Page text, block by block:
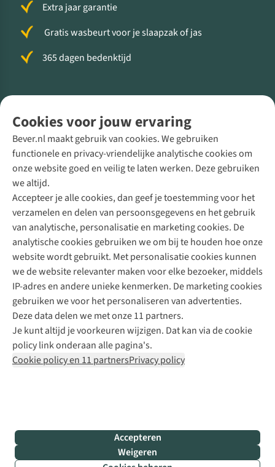
Cookies voor jouw ervaring
Bever.nl maakt gebruik van cookies. We gebruiken
functionele en privacy-vriendelijke analytische cookies om
onze website goed en veilig te laten werken. Deze gebruiken
we altijd.
Accepteer je alle cookies, dan geef je toestemming voor het
verzamelen en delen van persoonsgegevens en het gebruik
van analytische, personalisatie en marketing cookies. De
analytische cookies gebruiken we om bij te houden hoe onze
website wordt gebruikt. Met personalisatie cookies kunnen
we de website relevanter maken voor elke bezoeker, middels
IP-adres en andere unieke kenmerken. De marketing cookies
gebruiken we voor het personaliseren van advertenties.
Deze data delen we met onze 11 partners.
Je kunt altijd je voorkeuren wijzigen. Dat kan via de cookie
policy link onderaan alle pagina's.
Cookie policy en 11 partnersPrivacy policy
Accepteren
Weigeren
Extra jaar garantie
Gratis wasbeurt voor je slaapzak of jas
365 dagen bedenktijd
Direct advies van een Buitenexpert
+31 (0)85 888 50 88
+31 6 12 28 49 80
Contactformulier
Bever
B.V.